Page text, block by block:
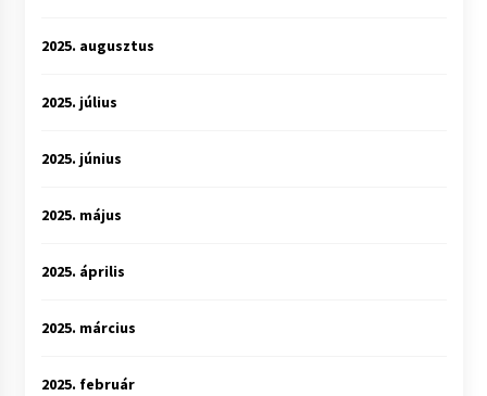
2025. augusztus
2025. július
2025. június
2025. május
2025. április
2025. március
2025. február